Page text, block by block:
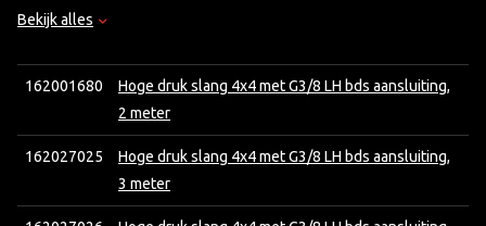
Bekijk alles
162001680
Hoge druk slang 4x4 met G3/8 LH bds aansluiting,
2 meter
162027025
Hoge druk slang 4x4 met G3/8 LH bds aansluiting,
3 meter